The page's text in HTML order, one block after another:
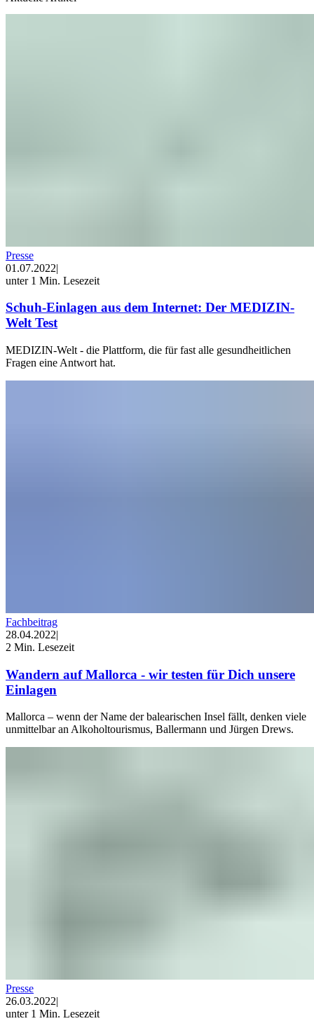
Presse
01.07.2022|
unter 1 Min. Lesezeit
Schuh-Einlagen aus dem Internet: Der MEDIZIN-
Welt Test
MEDIZIN-Welt - die Plattform, die für fast alle gesundheitlichen
Fragen eine Antwort hat.
Fachbeitrag
28.04.2022|
2 Min. Lesezeit
Wandern auf Mallorca - wir testen für Dich unsere
Einlagen
Mallorca – wenn der Name der balearischen Insel fällt, denken viele
unmittelbar an Alkoholtourismus, Ballermann und Jürgen Drews.
Presse
26.03.2022|
unter 1 Min. Lesezeit